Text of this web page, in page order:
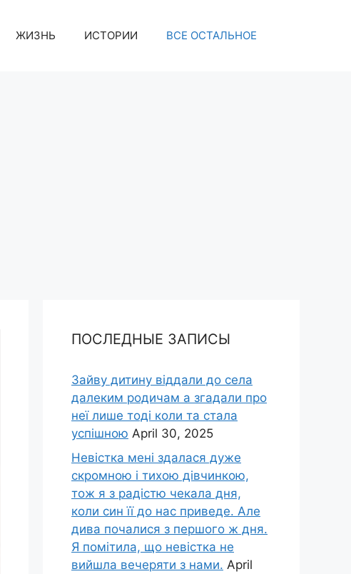
ЖИЗНЬ ИСТОРИИ ВСЕ ОСТАЛЬНОЕ
ПОСЛЕДНЫЕ ЗАПИСЫ
Зайву дитину віддали до села
далеким родичам а згадали про
неї лише тоді коли та стала
успішною April 30, 2025
Невістка мені здалася дуже
скромною і тихою дівчинкою,
тож я з радістю чекала дня,
коли син її до нас приведе. Але
дива почалися з першого ж дня.
Я помітила, що невістка не
вийшла вечеряти з нами. April